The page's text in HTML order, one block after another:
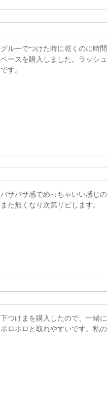
グルーでつけた時に乾くのに時
ベースを購入しました。ラッシ
です。
バサバサ感でめっちゃいい感じの
また無くなり次第リピします。
下つけまを購入したので、一緒に
ポロポロと取れやすいです。私